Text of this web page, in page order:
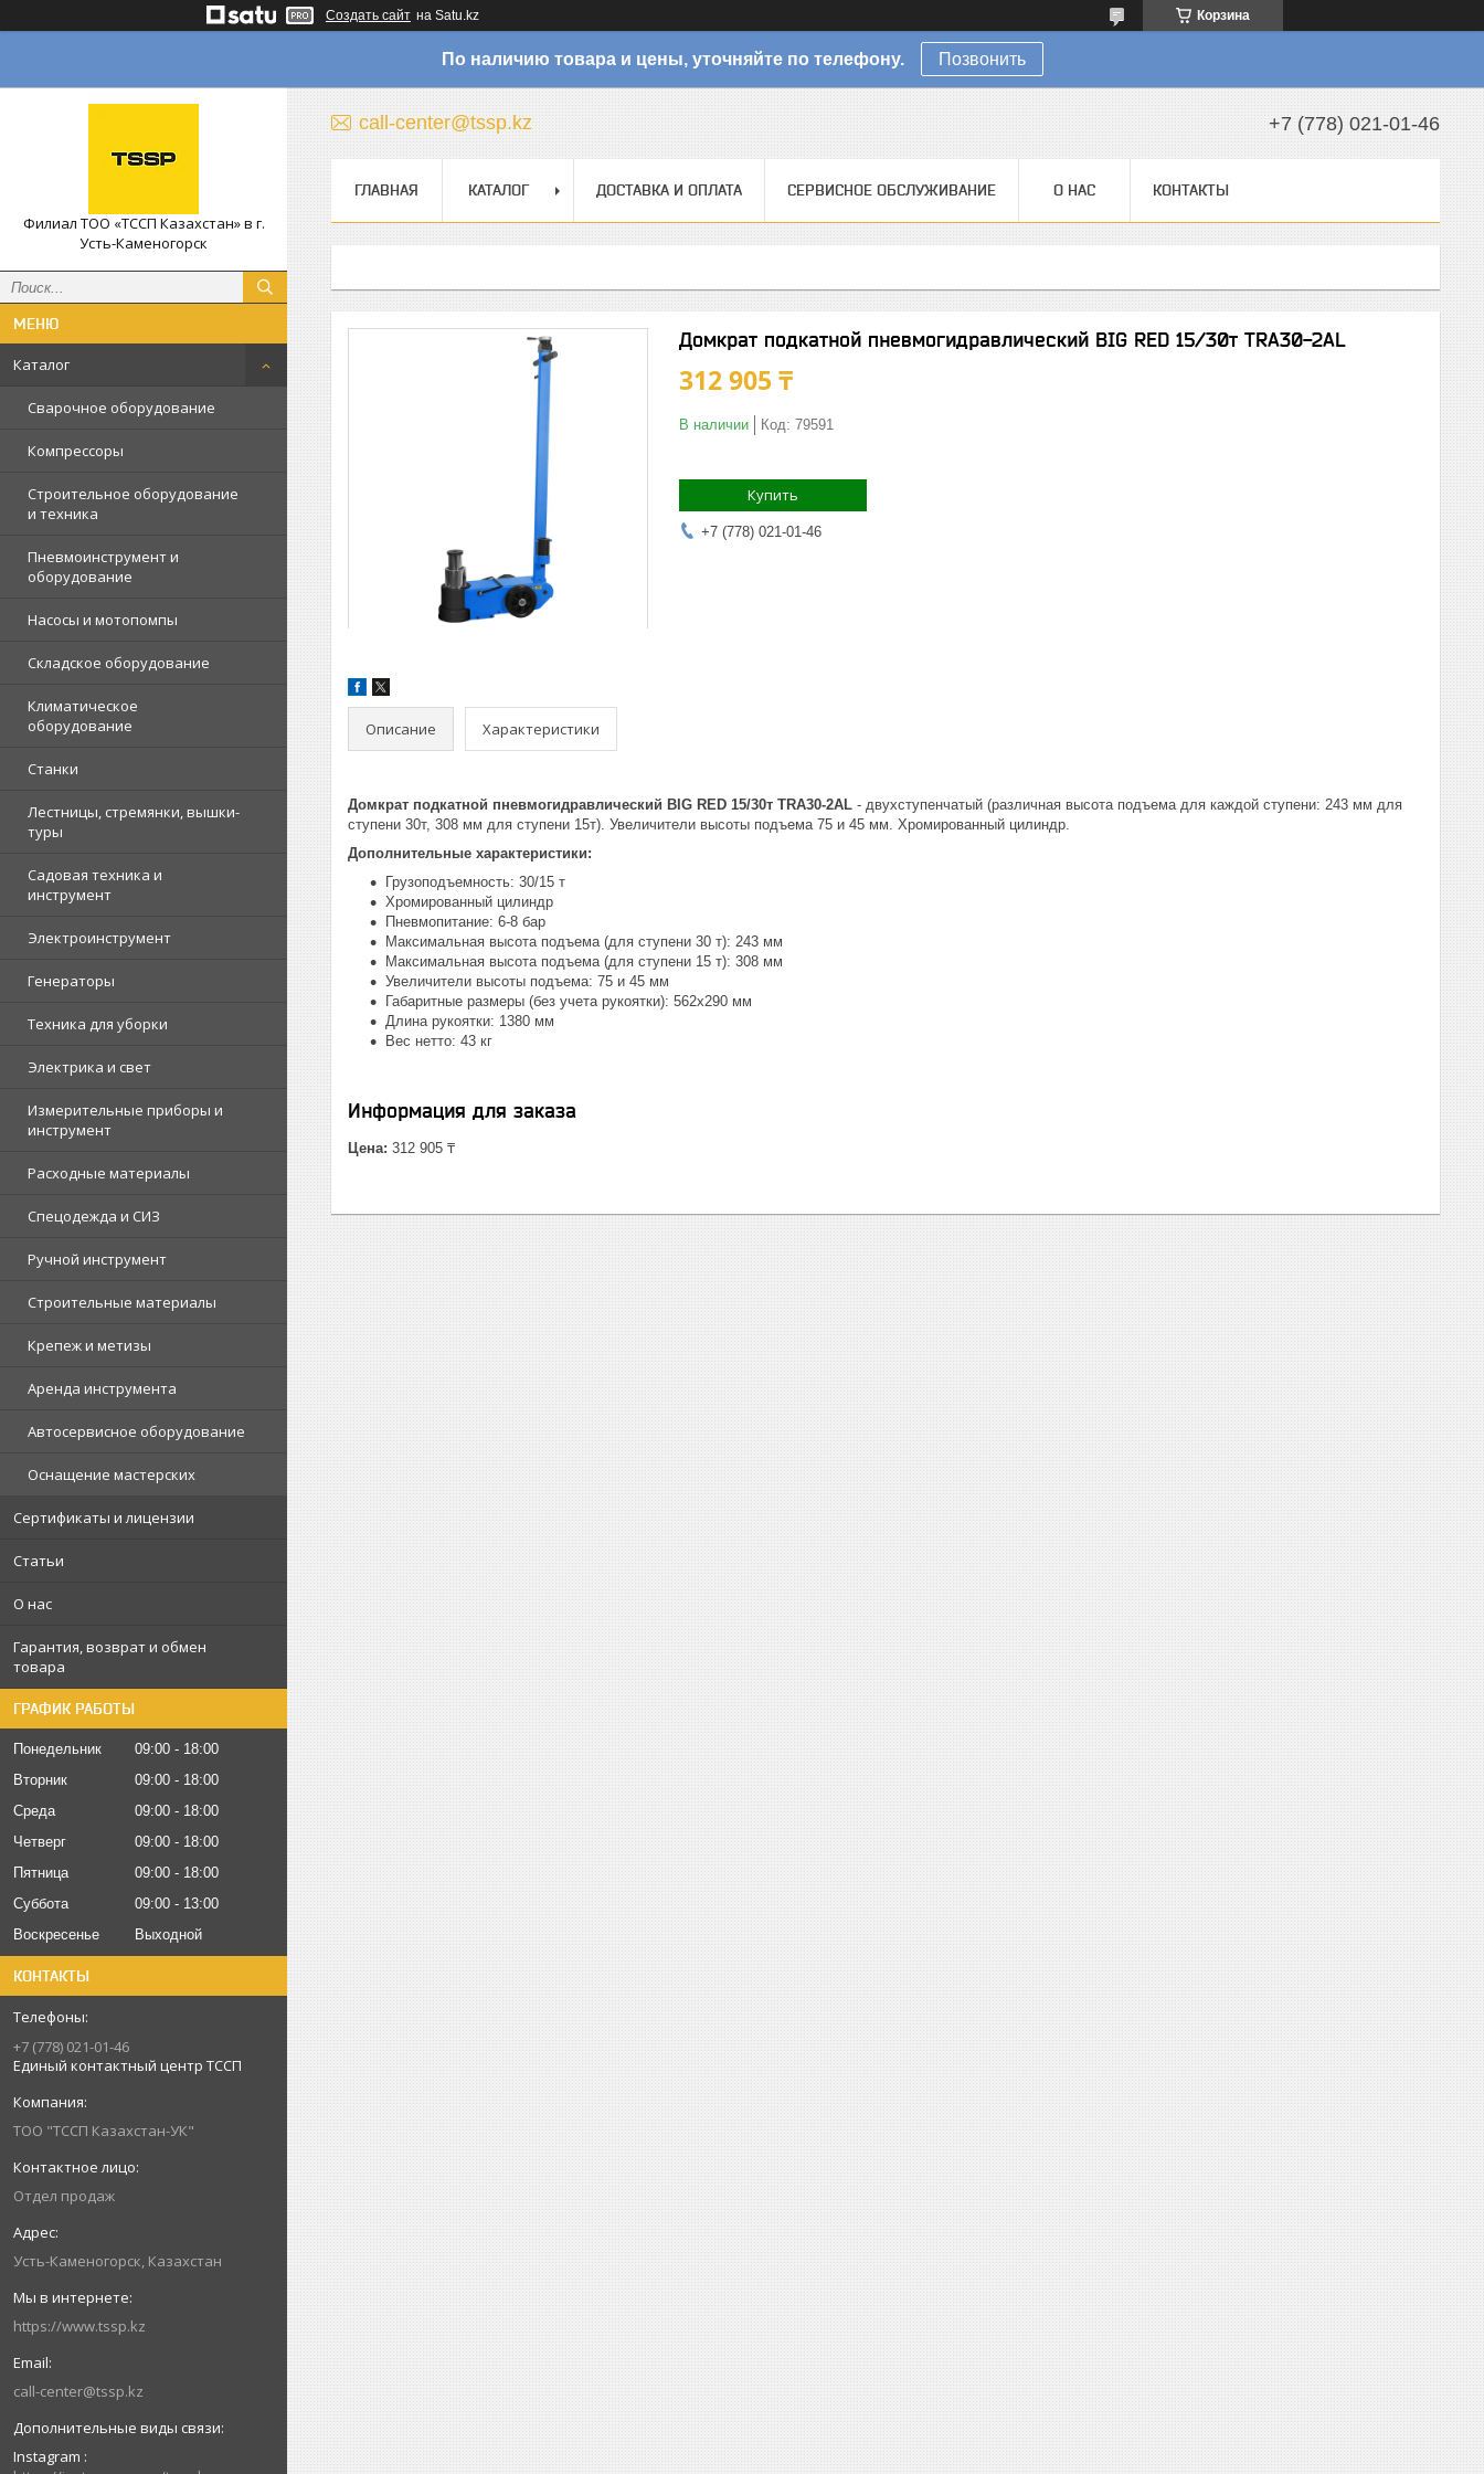
Создать сайт на Satu.kz Корзина
По наличию товара и цены, уточняйте по телефону. Позвонить
Филиал ТОО «ТССП Казахстан» в г.
Усть-Каменогорск
Каталог
Сварочное оборудование
Компрессоры
Строительное оборудование
и техника
Пневмоинструмент и
оборудование
Насосы и мотопомпы
Складское оборудование
Климатическое
оборудование
Станки
Лестницы, стремянки, вышки-
туры
Садовая техника и
инструмент
Электроинструмент
Генераторы
Техника для уборки
Электрика и свет
Измерительные приборы и
инструмент
Расходные материалы
Спецодежда и СИЗ
Ручной инструмент
Строительные материалы
Крепеж и метизы
Аренда инструмента
Автосервисное оборудование
Оснащение мастерских
Сертификаты и лицензии
Статьи
О нас
Гарантия, возврат и обмен
товара
ГРАФИК РАБОТЫ
Понедельник 09:00
18:00
Вторник
09:00
18:00
Среда
09:00
18:00
Четверг
09:00
18:00
Пятница
09:00
18:00
Суббота
09:00
13:00
Воскресенье
Выходной
КОНТАКТЫ
+7 (778) 021-01-46
Единый контактный центр ТССП
ТОО "ТССП Казахстан-УК"
Отдел продаж
Усть-Каменогорск, Казахстан
https://www.tssp.kz
call-center@tssp.kz
Instagram
call-center@tssp.kz +7 (778) 021-01-46
ГЛАВНАЯ КАТАЛОГ ДОСТАВКА И ОПЛАТА СЕРВИСНОЕ ОБСЛУЖИВАНИЕ О НАС КОНТАКТЫ
Домкрат подкатной пневмогидравлический BIG RED 15/30т TRA30-2AL
312 905 ₸
В наличии Код: 79591
Купить
+7 (778) 021-01-46
Описание Характеристики
Домкрат подкатной пневмогидравлический BIG RED 15/30т TRA30-2AL - двухступенчатый (различная высота подъема для каждой ступени: 243 мм для
ступени 30т, 308 мм для ступени 15т). Увеличители высоты подъема 75 и 45 мм. Хромированный цилиндр.
Дополнительные характеристики:
Грузоподъемность: 30/15 т
Хромированный цилиндр
Пневмопитание: 6-8 бар
Максимальная высота подъема (для ступени 30 т): 243 мм
Максимальная высота подъема (для ступени 15 т): 308 мм
Увеличители высоты подъема: 75 и 45 мм
Габаритные размеры (без учета рукоятки): 562х290 мм
Длина рукоятки: 1380 мм
Вес нетто: 43 кг
Информация для заказа
Цена: 312 905 ₸